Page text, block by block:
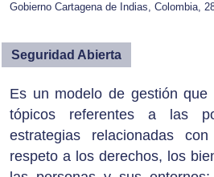
Gobierno Cartagena de Indias, Colombia,
Seguridad Abierta
Es un modelo de gestión
tópicos referentes a las
estrategias relacionadas
respeto a los derechos, los